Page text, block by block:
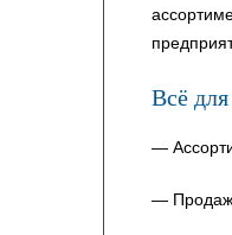
Всё
—
—